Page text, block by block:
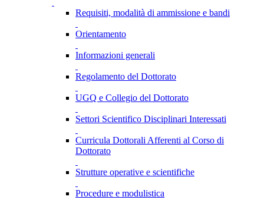
Requisiti, modalità di ammissione e bandi
Orientamento
Informazioni generali
Regolamento del Dottorato
UGQ e Collegio del Dottorato
Settori Scientifico Disciplinari Interessati
Curricula Dottorali Afferenti al Corso di
Dottorato
Strutture operative e scientifiche
Procedure e modulistica